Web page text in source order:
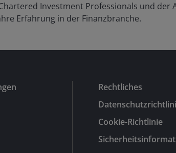
Investment Professionals und der
Erfahrung in der Finanzbranche.
Rechtliches
Cookie-Richtlinie